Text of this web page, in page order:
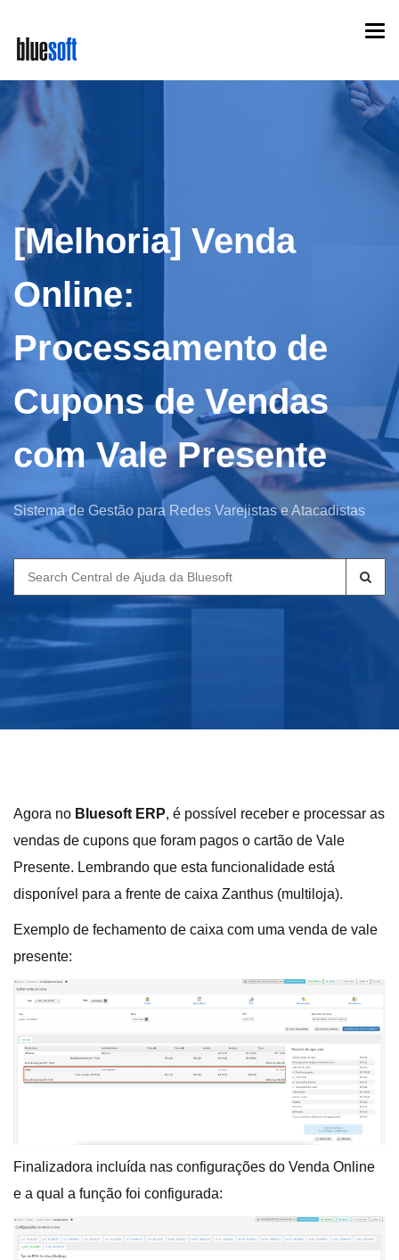
main
content
[Melhoria] Venda
Online:
Processamento de
Cupons de Vendas
com Vale Presente
Sistema de Gestão para Redes Varejistas e Atacadistas
Search
for:
Agora no Bluesoft ERP, é possível receber e processar as
vendas de cupons que foram pagos o cartão de Vale
Presente. Lembrando que esta funcionalidade está
disponível para a frente de caixa Zanthus (multiloja).
Exemplo de fechamento de caixa com uma venda de vale
presente:
Finalizadora incluída nas configurações do Venda Online
e a qual a função foi configurada: